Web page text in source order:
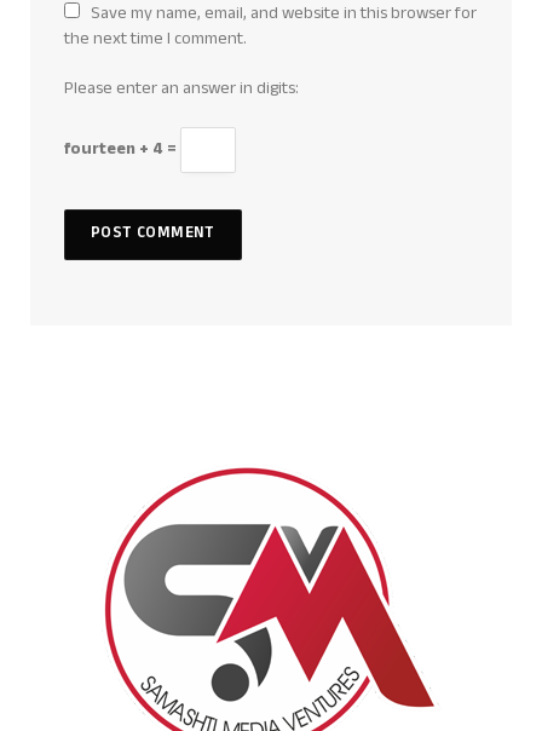
Save my name, email, and website in this browser for
the next time I comment.
Please enter an answer in digits:
fourteen + 4 =